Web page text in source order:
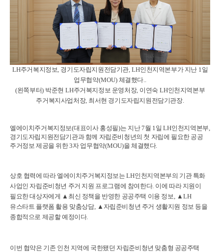
LH주거복지정보 경기도자립지원전담기관, LH인천지역본부가 지난 1 일
업무협약(MOU) 체결했다..
(왼쪽부터) 박준현 LH주거복지정보 운영처장, 이연숙 LH인천지역본부
주거복지사업처장, 최서현 경기도자립지원전담기관장.
엘에이치주거복지정보(대표이사 홍성필)는 지난7월 1 일LH인천지역본부
경기도자립지원전담기관과 함께 자립준비청년의 첫 자립에 필요한 공공
주거정보 제공을 위한3자 업무협약(MOU)을 체결했다.
상호 협력에 따라 엘에이치주거복지정보는LH인천지역본부의 기관 특화
사업인 자립준비청년 주거 지원 프로그램에 참여한다. 이에 따라 지원이
필요한 대상자에게 ▲ 최신 정책을 반영한 공공주택 이용 정보 ▲ LH
유스타트 플랫폼 활용 맞춤상담, ▲ 자립준비청년 주거 생활지원 정보 등을
종합적으로 제공할 예정이다.
이번 협약은 기존 인천 지역에 국한됐던 자립준비청년 맞춤형 공공주택